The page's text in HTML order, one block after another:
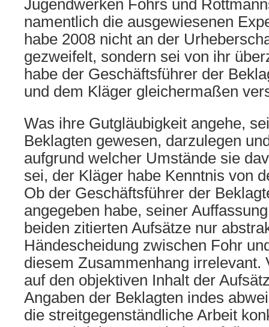
Jugendwerken Fohrs und
namentlich die ausgewiesenen
habe 2008 nicht an der
gezweifelt, sondern sei von ihr
habe der Geschäftsführer der
und dem Kläger gleichermaßen
Was ihre Gutgläubigkeit angehe,
Beklagten gewesen, darzulegen
aufgrund welcher Umstände sie
sei, der Kläger habe Kenntnis von
Ob der Geschäftsführer der
angegeben habe, seiner
beiden zitierten Aufsätze nur
Händescheidung zwischen Fohr
diesem Zusammenhang irrelevant.
auf den objektiven Inhalt der
Angaben der Beklagten indes
die streitgegenständliche Arbeit